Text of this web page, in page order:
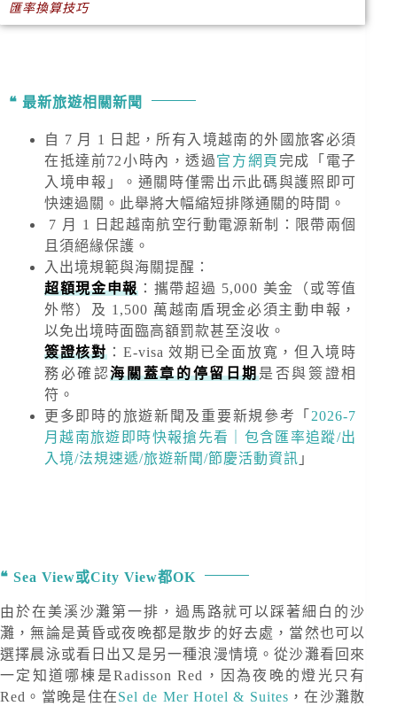
匯率換算技巧
最新旅遊相關新聞
自 7 月 1 日起，所有入境越南的外國旅客必須
在抵達前72小時內，透過官方網頁 完成「電子
入境申報」。通關時僅需出示此碼與護照即可
快速過關。此舉將大幅縮短排隊通關的時間。
7 月 1 日起越南航空行動電源新制：限帶兩個
且須絕緣保護。
入出境規範與海關提醒 ：
超額現金申報 ：攜帶超過 5,000 美金
（或等值
外幣）及 1,500 萬越南盾現金必須主動申報，
以免出境時面臨高額罰款甚至沒收。
簽證核對：E-visa 效期已全面放寬，但入境時
務必確認海關蓋章的停留日期是否與簽證相
符。
更多即時的旅遊新聞及重要新規參考「 2026-7
月越南旅遊即時快報搶先看｜包含匯率追蹤/出
入境/法規速遞/旅遊新聞/節慶活動資訊 」
Sea View或City View都OK
由於在美溪沙灘第一排，過馬路就可以踩著細白的沙
灘，無論是黃昏或夜晚都是散步的好去處，當然也可以
選擇晨泳或看日出又是另一種浪漫情境。從沙灘看回來
一定知道哪棟是Radisson Red，因為夜晚的燈光只有
Red。當晚是住在Sel de Mer Hotel & Suites ，在沙灘散